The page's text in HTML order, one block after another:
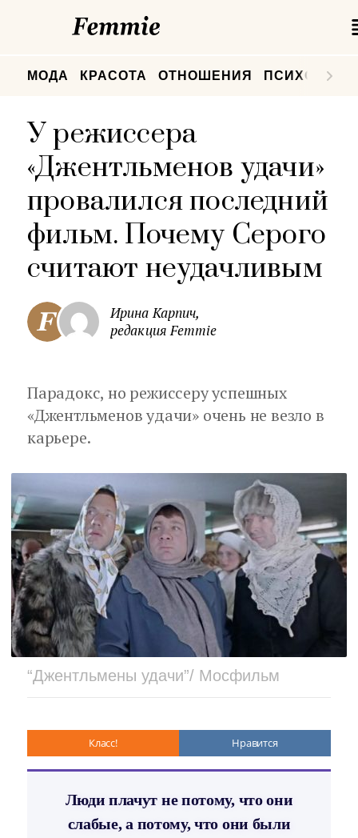
Femmie
МОДА КРАСОТА ОТНОШЕНИЯ
У режиссера
«Джентльменов удачи»
провалился последний
фильм. Почему Серого
считают неудачливым
Ирина Карпич,
редакция Femmie
Парадокс, но режиссеру успешных
«Джентльменов удачи» очень не везло в
карьере.
“Джентльмены удачи”/ Мосфильм
Класс! Нравится
Люди плачут не потому, что они
слабые, а потому, что они были